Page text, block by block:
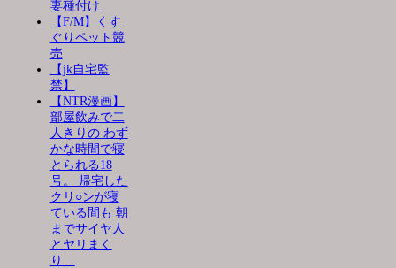
妻種付け
【F/M】くす
ぐりペット競
売
【jk自宅監
禁】
【NTR漫画】
部屋飲みで二
人きりの わず
かな時間で寝
とられる18
号。 帰宅した
クリ○ンが寝
ている間も 朝
までサイヤ人
とヤリまく
り…